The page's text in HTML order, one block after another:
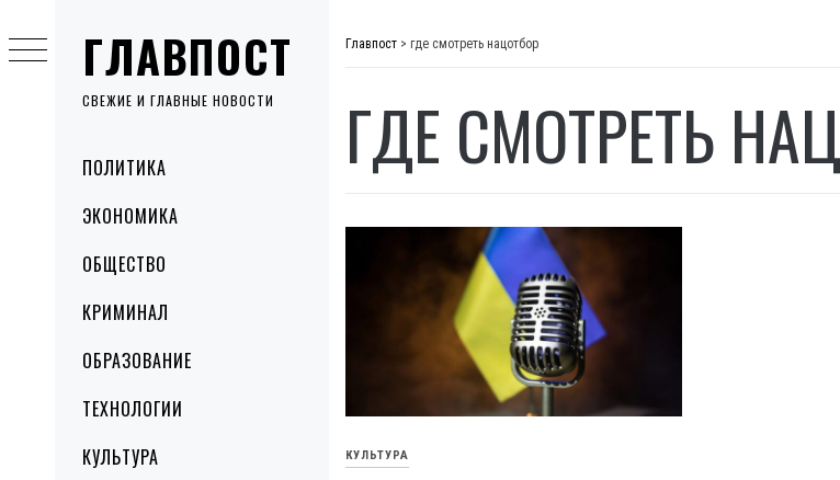
ГЛАВПОСТ
СВЕЖИЕ И ГЛАВНЫЕ НОВОСТИ
MenuПОЛИТИКА
ЭКОНОМИКА
ОБЩЕСТВО
КРИМИНАЛ
ОБРАЗОВАНИЕ
ТЕХНОЛОГИИ
КУЛЬТУРА
to
content
Главпост > где смотреть нацотбор
ГДЕ СМОТРЕТЬ
КУЛЬТУРА